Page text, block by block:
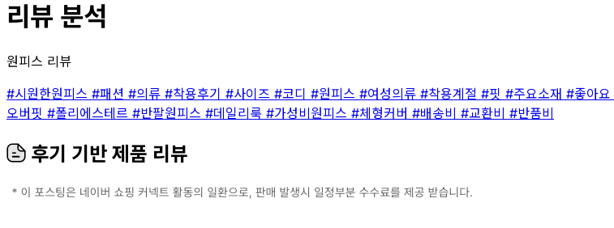
리뷰 분석
원피스 리뷰
#시원한원피스 #패션 #의류 #착용후기 #사이즈 #코디 #원피스 #여성의류 #착용계절 #핏 #주요소재 #좋아요
오버핏 #폴리에스테르 #반팔원피스 #데일리룩 #가성비원피스 #체형커버 #배송비 #교환비 #반품비
후기 기반 제품 리뷰